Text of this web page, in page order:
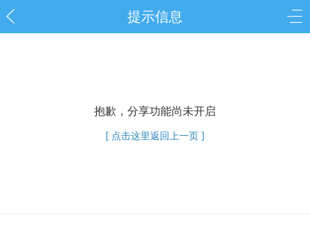
提示信息
抱歉，分享功能尚未开启
[ 点击这里返回上一页 ]